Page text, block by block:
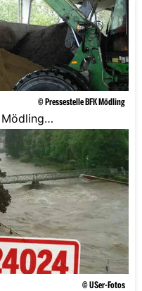
© Pressestelle BFK Mödling
© USer-Fotos